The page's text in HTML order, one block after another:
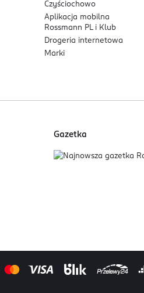
Czyściochowo
Aplikacja mobilna
Rossmann PL i Klub
Drogeria internetowa
Marki
Gazetka